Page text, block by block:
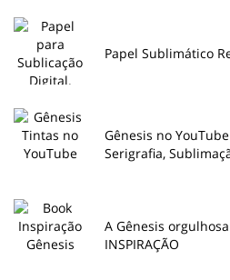
Papel Sublimático
Gênesis no
Serigrafia,
A Gênesis
INSPIRAÇÃO